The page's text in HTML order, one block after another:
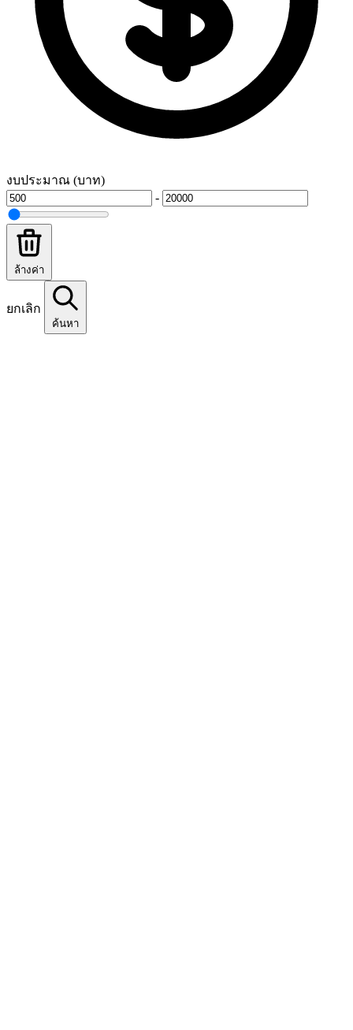
งบประมาณ (บาท)
-
ล้างค่า
ยกเลิก
ค้นหา